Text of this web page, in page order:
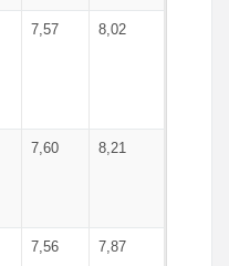
7,57 8,02
7,60 8,21
7,56 7,87